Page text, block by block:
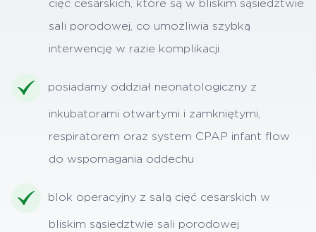
cięć cesarskich, które są w bliskim sąsiedztwie
sali porodowej, co umożliwia szybką
interwencję w razie komplikacji
posiadamy oddział neonatologiczny z
inkubatorami otwartymi i zamkniętymi,
respiratorem oraz system CPAP infant flow
do wspomagania oddechu
blok operacyjny z salą cięć cesarskich w
bliskim sąsiedztwie sali porodowej